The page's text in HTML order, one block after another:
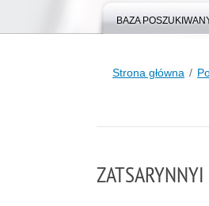
BAZA
Strona główna